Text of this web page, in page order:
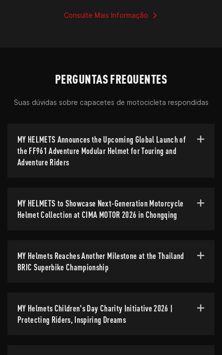
Consulte Mais Informação
PERGUNTAS FREQUENTES
Suas dúvidas sobre capacetes de motocicleta respondidas
MY HELMETS Announces the Upcoming Global Launch of
the FF961 Adventure Modular Helmet for Touring and
Adventure Riders
MY HELMETS to Showcase Next-Generation Motorcycle
Helmet Collection at CIMA MOTOR 2026 in Chongqing
MY Helmets Reaches Another Milestone at the Thailand
BRIC Superbike Championship
MY Helmets Children's Day Charity Initiative 2026 |
Protecting Riders, Inspiring Dreams